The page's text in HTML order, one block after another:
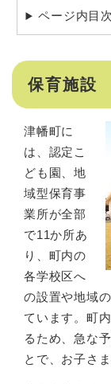
ページ内目次
保育施設
津幡町に
は、認定こ
ども園、地
域型保育事
業所が全部
で11か所あ
り、町内の
各学校区へ
の設置や地域
ています。町
るため、急な
とで、お子さ